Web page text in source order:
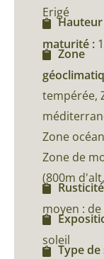
Erigé
Hauteur
maturité :
Zone
tempérée,
Zone
Zone de
(800m
moyen : de
soleil
Type de